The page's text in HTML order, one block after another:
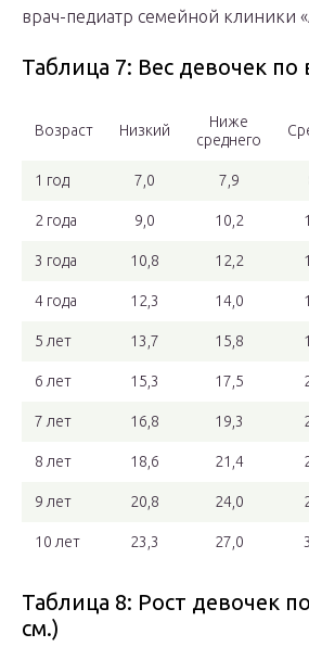
врач-педиатр семейной клиники
Таблица 7: Вес девочек по
Возраст Низкий
Ниже
среднего
1 год 7,0 7,9
2 года 9,0 10,2
3 года 10,8 12,2
4 года 12,3 14,0
5 лет 13,7 15,8
6 лет 15,3 17,5
7 лет 16,8 19,3
8 лет 18,6 21,4
9 лет 20,8 24,0
10 лет 23,3 27,0
Таблица 8: Рост девочек
см.)